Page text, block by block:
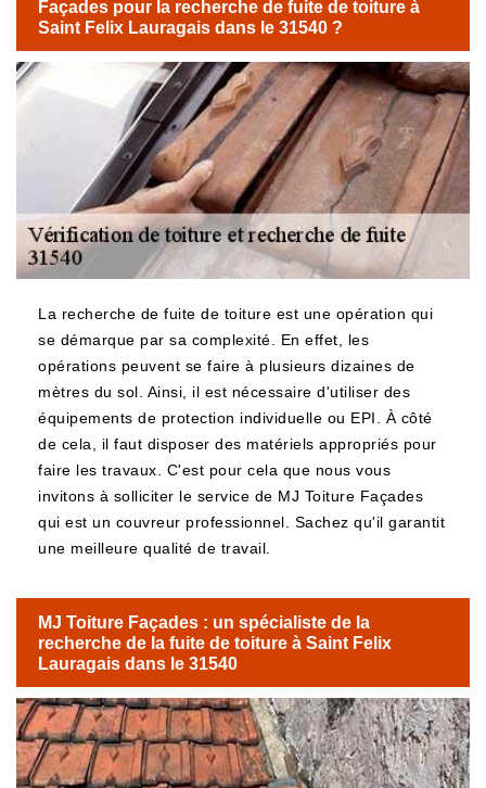
Façades pour la recherche de fuite de toiture à
Saint Felix Lauragais dans le 31540 ?
La recherche de fuite de toiture est une opération qui
se démarque par sa complexité. En effet, les
opérations peuvent se faire à plusieurs dizaines de
mètres du sol. Ainsi, il est nécessaire d'utiliser des
équipements de protection individuelle ou EPI. À côté
de cela, il faut disposer des matériels appropriés pour
faire les travaux. C'est pour cela que nous vous
invitons à solliciter le service de MJ Toiture Façades
qui est un couvreur professionnel. Sachez qu'il garantit
une meilleure qualité de travail.
MJ Toiture Façades : un spécialiste de la
recherche de la fuite de toiture à Saint Felix
Lauragais dans le 31540